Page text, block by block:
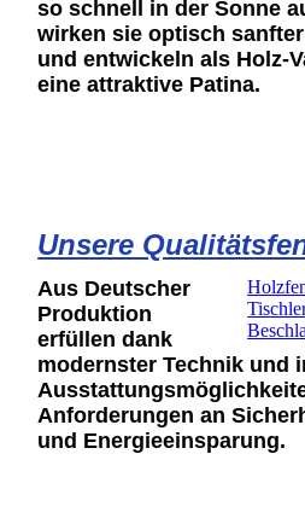
so schnell in der Sonne
wirken sie optisch
und entwickeln als Holz-
eine attraktive Patina.
Unsere
Aus Deutscher
Produktion
erfüllen dank
modernster Technik und
Anforderungen an
und Energieeinsparung.